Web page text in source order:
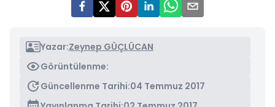
Yazar:Zeynep GÜÇLÜCAN
Görüntülenme:
Güncellenme Tarihi:04 Temmuz 2017